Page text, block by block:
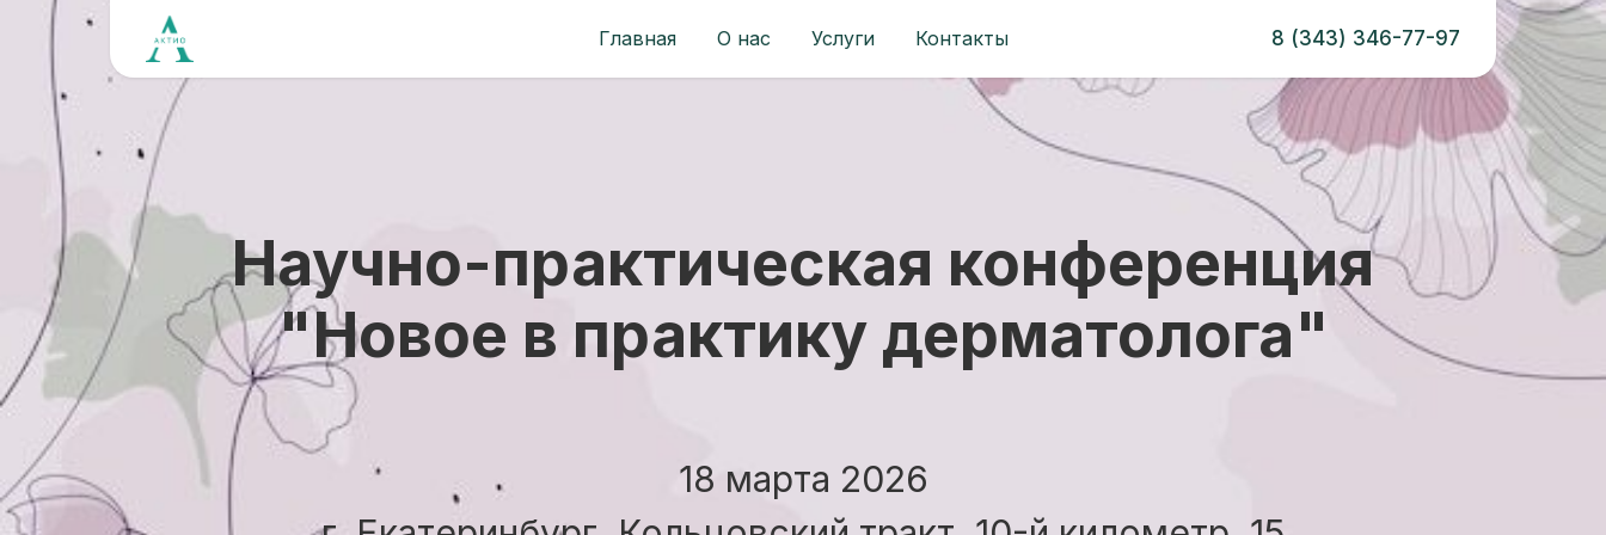
Главная О нас Услуги Контакты 8 (343) 346-77-97
Научно-практическая конференция
"Новое в практику дерматолога"
18 марта 2026